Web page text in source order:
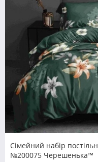
Сімейний набір
№200075 Черешенька™